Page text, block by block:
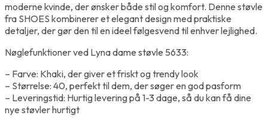
moderne kvinde, der ønsker både stil og komfort. Denne støvle
fra SHOES kombinerer et elegant design med praktiske
detaljer, der gør den til en ideel følgesvend til enhver lejlighed.
Nøglefunktioner ved Lyna dame støvle 5633:
– Farve: Khaki, der giver et friskt og trendy look
– Størrelse: 40, perfekt til dem, der søger en god pasform
– Leveringstid: Hurtig levering på 1-3 dage, så du kan få dine
nye støvler hurtigt